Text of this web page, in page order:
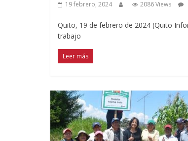
19 febrero, 2024 2086 Views
Quito, 19 de febrero de 2024 (Quito
trabajo
Leer más